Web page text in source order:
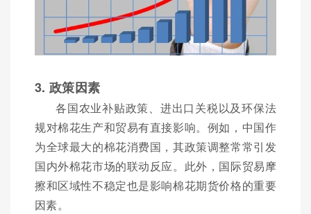
3. 政策因素
各国农业补贴政策、进出口关税以及环保法
规对棉花生产和贸易有直接影响。例如，中国作
为全球最大的棉花消费国，其政策调整常常引发
国内外棉花市场的联动反应。此外，国际贸易摩
擦和区域性不稳定也是影响棉花期货价格的重要
因素。